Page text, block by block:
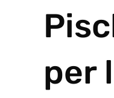
per